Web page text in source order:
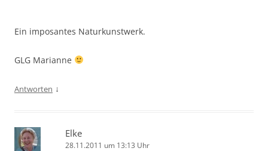
Ein imposantes Naturkunstwerk.
GLG Marianne
Antworten ↓
Elke
28.11.2011 um 13:13 Uhr